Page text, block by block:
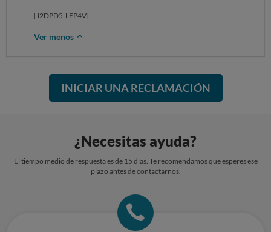
[J2DPD5-LEP4V]
Ver menos
INICIAR UNA RECLAMACIÓN
¿Necesitas ayuda?
El tiempo medio de respuesta es de 15 días. Te recomendamos que esperes ese
plazo antes de contactarnos.